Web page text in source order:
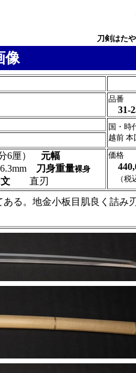
刀剣はた
像
品番
31-
国・時
越前 本
6厘） 元幅
6.3mm 刀身重量裸身
直刃
価格
（税
る。地金小板目肌良く詰み